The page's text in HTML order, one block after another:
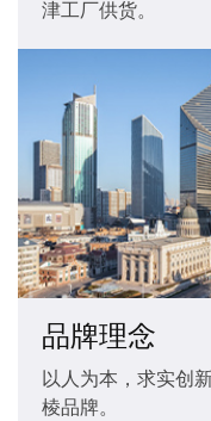
津工厂供货。
品牌理念
以人为本，求实创
棱品牌。